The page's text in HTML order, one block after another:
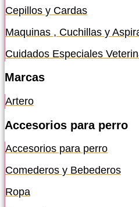
Cepillos y Cardas
Maquinas , Cuchillas y
Cuidados Especiales
Marcas
Artero
Accesorios para perro
Accesorios para perro
Comederos y Bebederos
Ropa